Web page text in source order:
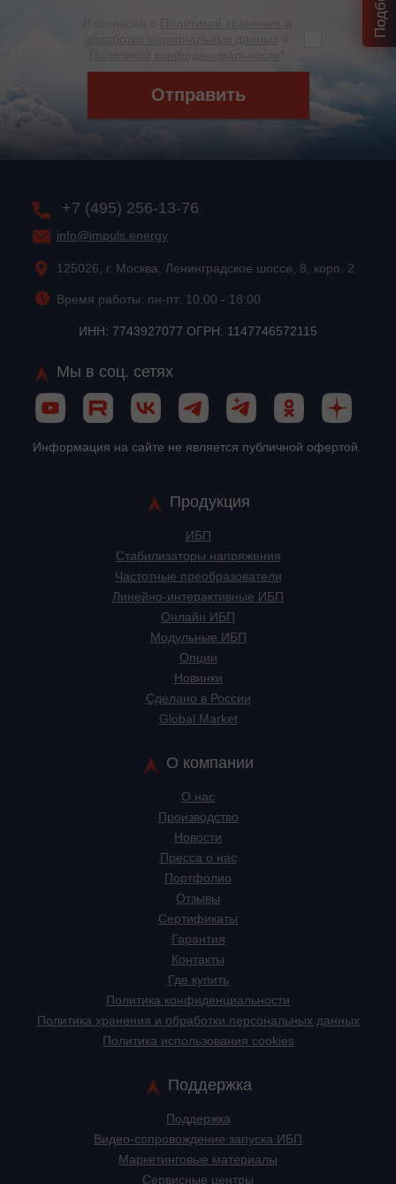
Отправить
+7 (495) 256-13-76
info@impuls.energy
125026, г. Москва, Ленинградское шоссе, 8, корп. 2
Время работы: пн-пт: 10:00 - 18:00
ИНН: 7743927077 ОГРН: 1147746572115
Мы в соц. сетях
Информация на сайте не является публичной офертой.
Продукция
ИБП
Стабилизаторы напряжения
Частотные преобразователи
Линейно-интерактивные ИБП
Онлайн ИБП
Модульные ИБП
Опции
Новинки
Сделано в России
Global Market
О компании
О нас
Производство
Новости
Пресса о нас
Портфолио
Отзывы
Сертификаты
Гарантия
Контакты
Где купить
Политика конфиденциальности
Политика хранения и обработки персональных данных
Политика использования cookies
Поддержка
Поддержка
Видео-сопровождение запуска ИБП
Маркетинговые материалы
Сервисные центры